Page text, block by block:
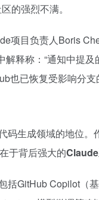
的强烈不满。
项目负责人Boris
释称：“通知中提
也已恢复受影响分支
生成领域的地位
于背后强大的
GitHub Copilot（